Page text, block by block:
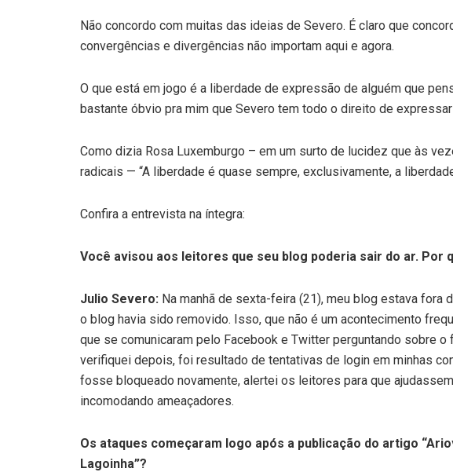
Não concordo com muitas das ideias de Severo. É claro que
convergências e divergências não importam aqui e agora.
O que está em jogo é a liberdade de expressão de alguém que
bastante óbvio pra mim que Severo tem todo o direito de
Como dizia Rosa Luxemburgo – em um surto de lucidez que às
radicais — “A liberdade é quase sempre, exclusivamente, a
Confira a entrevista na íntegra:
Você avisou aos leitores que seu blog poderia sair do ar. Por
Julio Severo: Na manhã de sexta-feira (21), meu blog estava fora
o blog havia sido removido. Isso, que não é um acontecimento
que se comunicaram pelo Facebook e Twitter perguntando sobre
verifiquei depois, foi resultado de tentativas de login em minhas
fosse bloqueado novamente, alertei os leitores para que
incomodando ameaçadores.
Os ataques começaram logo após a publicação do artigo
Lagoinha”?